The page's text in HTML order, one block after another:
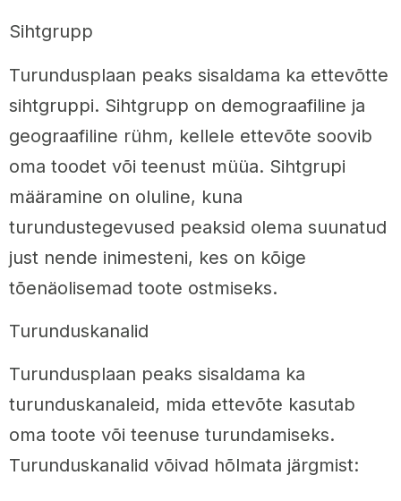
Sihtgrupp
Turundusplaan peaks sisaldama ka ettevõtte
sihtgruppi. Sihtgrupp on demograafiline ja
geograafiline rühm, kellele ettevõte soovib
oma toodet või teenust müüa. Sihtgrupi
määramine on oluline, kuna
turundustegevused peaksid olema suunatud
just nende inimesteni, kes on kõige
tõenäolisemad toote ostmiseks.
Turunduskanalid
Turundusplaan peaks sisaldama ka
turunduskanaleid, mida ettevõte kasutab
oma toote või teenuse turundamiseks.
Turunduskanalid võivad hõlmata järgmist: